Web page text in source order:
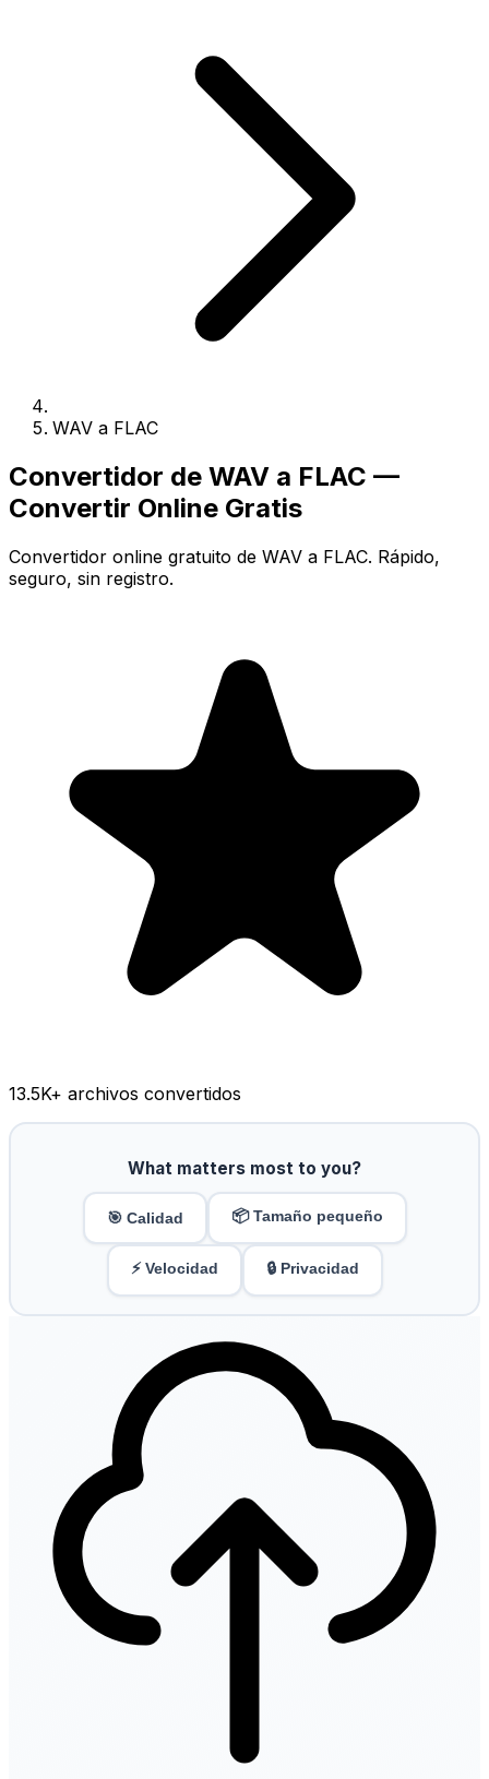
WAV a FLAC
Convertidor de WAV a FLAC —
Convertir Online Gratis
Convertidor online gratuito de WAV a FLAC. Rápido,
seguro, sin registro.
13.5K+ archivos convertidos
What matters most to you?
🎯 Calidad 📦 Tamaño pequeño
⚡ Velocidad 🔒 Privacidad